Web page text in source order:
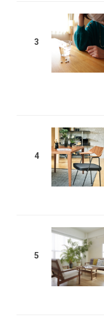
3
4
5